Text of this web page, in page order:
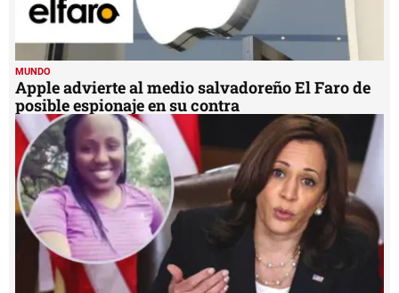
MUNDO
Apple advierte al medio salvadoreño El Faro de
posible espionaje en su contra